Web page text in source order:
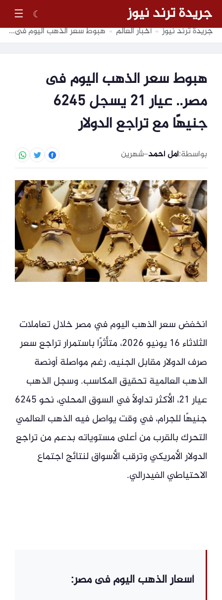
جريدة ترند نيوز ☾
☰
جريدة ترند نيوز » أخبار العالم » هبوط سعر الذهب اليوم فى مصر.. عيار 21 يسجل 6245 جنيهًا مع تراجع الدولار
هبوط سعر الذهب اليوم فى
مصر.. عيار 21 يسجل 6245
جنيهًا مع تراجع الدولار
بواسطة:أمل أحمد–شهرين
انخفض سعر الذهب اليوم في مصر خلال تعاملات
الثلاثاء 16 يونيو 2026، متأثرًا باستمرار تراجع سعر
صرف الدولار مقابل الجنيه، رغم مواصلة أونصة
الذهب العالمية تحقيق المكاسب. وسجل الذهب
عيار 21، الأكثر تداولًا في السوق المحلي، نحو 6245
جنيهًا للجرام، في وقت يواصل فيه الذهب العالمي
التحرك بالقرب من أعلى مستوياته بدعم من تراجع
الدولار الأمريكي وترقب الأسواق لنتائج اجتماع
الاحتياطي الفيدرالي.
أسعار الذهب اليوم فى مصر: